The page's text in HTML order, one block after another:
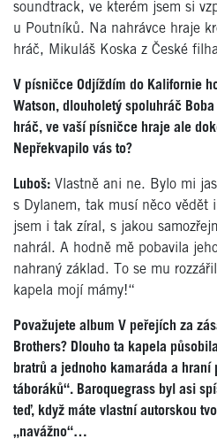
soundtrack, ve kterém jsem si
u Poutníků. Na nahrávce hraje
hráč, Mikuláš Koska z České
V písničce Odjíždím do Kalifornie
Watson, dlouholetý spoluhráč
hráč, ve vaší písničce hraje ale
Nepřekvapilo vás to?
Luboš: Vlastně ani ne. Bylo mi
s Dylanem, tak musí něco vědět
jsem i tak zíral, s jakou
nahrál. A hodně mě pobavila
nahraný základ. To se mu
kapela mojí mámy!“
Považujete album V peřejích za
Brothers? Dlouho ta kapela
bratrů a jednoho kamaráda a
táboráků“. Baroquegrass byl asi
teď, když máte vlastní autorskou
„navážno“…